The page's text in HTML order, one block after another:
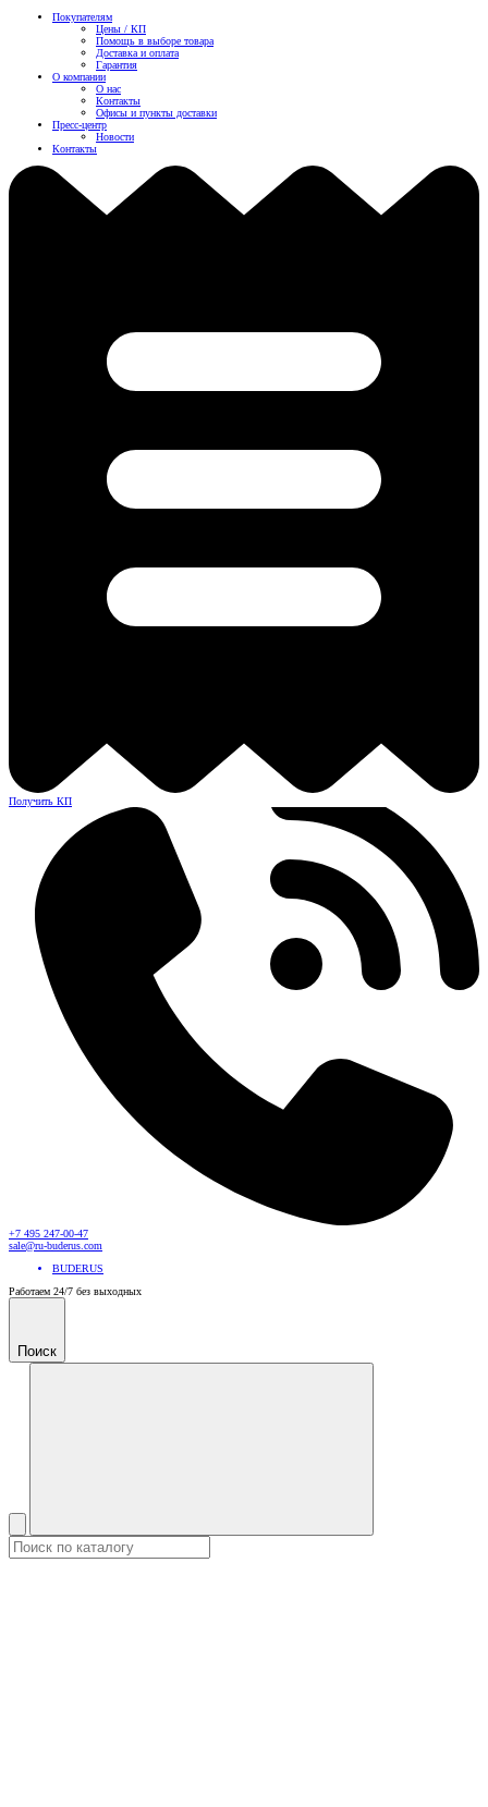
Покупателям
Цены / КП
Помощь в выборе товара
Доставка и оплата
Гарантия
О компании
О нас
Контакты
Офисы и пункты доставки
Пресс-центр
Новости
Контакты
Получить КП
+7 495 247-00-47
sale@ru-buderus.com
BUDERUS
Работаем 24/7 без выходных
Поиск